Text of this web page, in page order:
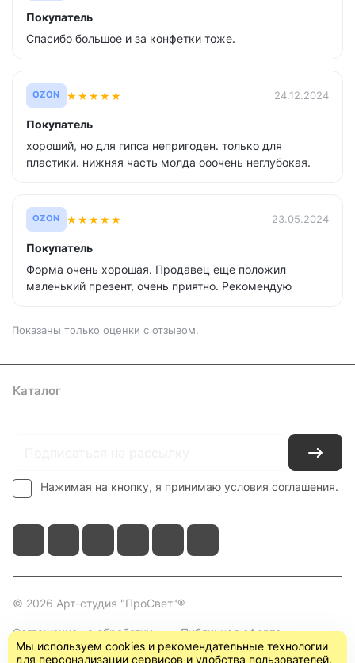
Покупатель
Спасибо большое и за конфетки тоже.
OZON ★★★★★ 24.12.2024
Покупатель
хороший, но для гипса непригоден. только для
пластики. нижняя часть молда ооочень неглубокая.
OZON ★★★★★ 23.05.2024
Покупатель
Форма очень хорошая. Продавец еще положил
маленький презент, очень приятно. Рекомендую
Показаны только оценки с отзывом.
Каталог
Нажимая на кнопку, я принимаю условия соглашения.
© 2026 Арт-студия "ПроСвет"®
Соглашение на обработку
персональных данных
Публичная оферта
(пользовательское
Мы используем cookies и рекомендательные технологии
для персонализации сервисов и удобства пользователей.